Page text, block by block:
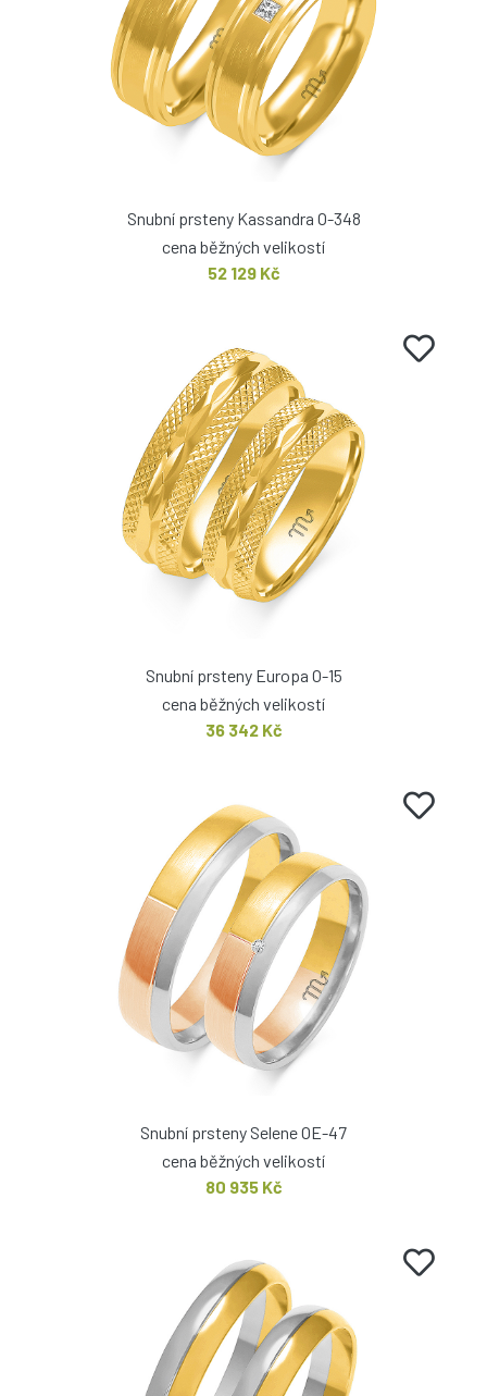
Snubní prsteny Kassandra O-348
cena běžných velikostí
52 129 Kč
Snubní prsteny Europa O-15
cena běžných velikostí
36 342 Kč
Snubní prsteny Selene OE-47
cena běžných velikostí
80 935 Kč